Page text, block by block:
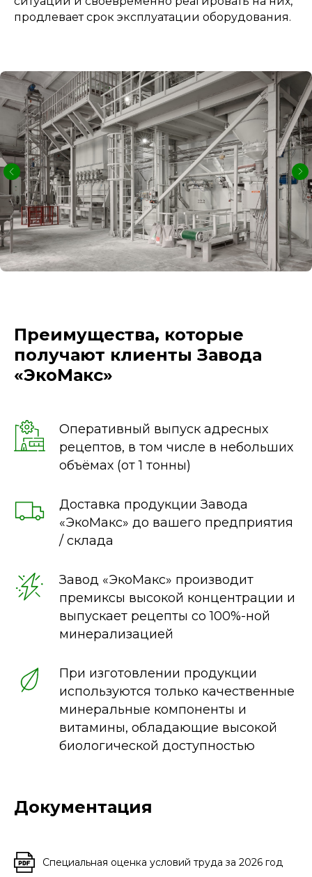
продлевает срок эксплуатации оборудования.
Преимущества, которые
получают клиенты Завода
«ЭкоМакс»
Оперативный выпуск адресных
рецептов, в том числе в небольших
объёмах (от 1 тонны)
Доставка продукции Завода
«ЭкоМакс» до вашего предприятия
/ склада
Завод «ЭкоМакс» производит
премиксы высокой концентрации и
выпускает рецепты со 100%-ной
минерализацией
При изготовлении продукции
используются только качественные
минеральные компоненты и
витамины, обладающие высокой
биологической доступностью
Документация
Специальная оценка условий труда за 2026 год
обратной связи
Оставьте свои контактные данные и
мы перезвоним вам для обсуждения
Соглашаюсь на обработку
персональных данных
Отправить заявку
Каталог
Консалтинг